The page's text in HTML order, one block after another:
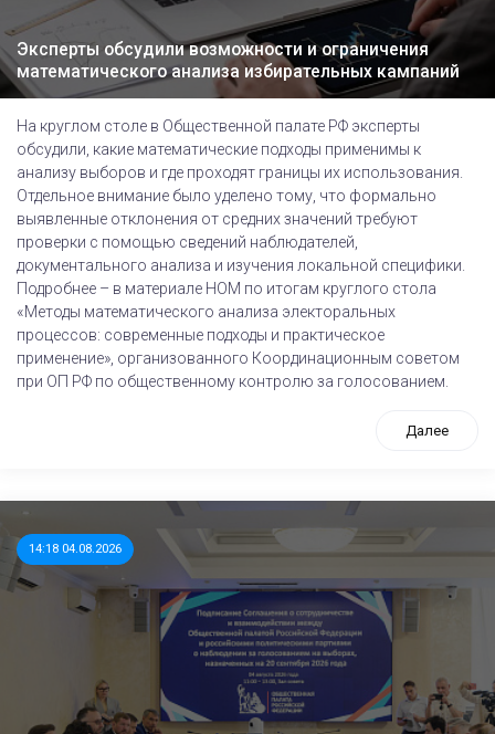
Эксперты обсудили возможности и ограничения
математического анализа избирательных кампаний
На круглом столе в Общественной палате РФ эксперты
обсудили, какие математические подходы применимы к
анализу выборов и где проходят границы их использования.
Отдельное внимание было уделено тому, что формально
выявленные отклонения от средних значений требуют
проверки с помощью сведений наблюдателей,
документального анализа и изучения локальной специфики.
Подробнее – в материале НОМ по итогам круглого стола
«Методы математического анализа электоральных
процессов: современные подходы и практическое
применение», организованного Координационным советом
при ОП РФ по общественному контролю за голосованием.
Далее
14:18 04.08.2026